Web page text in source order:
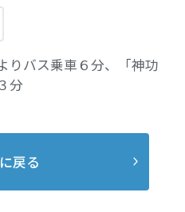
りバス乗車６分、「神功
分
戻る